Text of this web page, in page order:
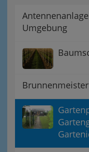
Umgebung
Brunnenmeister